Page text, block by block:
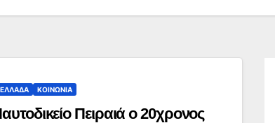
ΕΛΛΑΔΑ ΚΟΙΝΩΝΙΑ
Πειραιά ο 20χρονος